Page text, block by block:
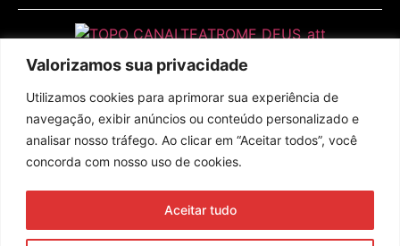
Valorizamos sua privacidade
Utilizamos cookies para aprimorar sua experiência de
navegação, exibir anúncios ou conteúdo personalizado e
analisar nosso tráfego. Ao clicar em “Aceitar todos”, você
concorda com nosso uso de cookies.
Aceitar tudo
Assine nossa newsletter